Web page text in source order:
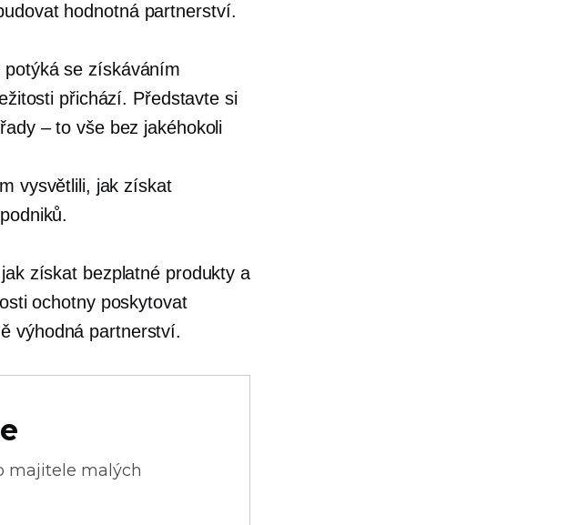
hodnotná partnerství.
potýká se získáváním
přichází. Představte si
– to vše bez jakéhokoli
vysvětlili, jak získat
získat bezplatné produkty a
ochotny poskytovat
výhodná partnerství.
majitele malých